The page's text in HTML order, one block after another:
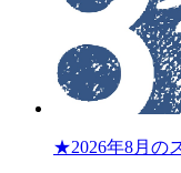
★2026年8月の